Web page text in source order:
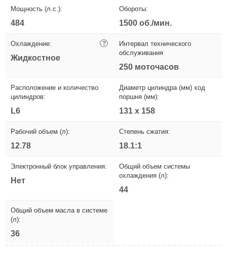
Мощность (л.с.):
484
Обороты:
1500 об./мин.
Охлаждение: ?
Жидкостное
Интервал технического
обслуживания
250 моточасов
Расположение и количество
цилиндров:
L6
Диаметр цилиндра (мм) ход
поршня (мм):
131 x 158
Рабочий объем (л):
12.78
Степень сжатия:
18.1:1
Электронный блок управления:
Нет
Общий объем системы
охлаждения (л):
44
Общий объем масла в системе
(л):
36